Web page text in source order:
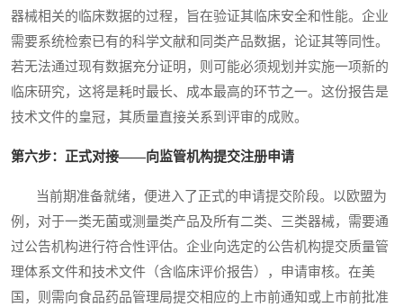
器械相关的临床数据的过程，旨在验证其临床安全和性能。企业
需要系统检索已有的科学文献和同类产品数据，论证其等同性。
若无法通过现有数据充分证明，则可能必须规划并实施一项新的
临床研究，这将是耗时最长、成本最高的环节之一。这份报告是
技术文件的皇冠，其质量直接关系到评审的成败。
第六步：正式对接——向监管机构提交注册申请
当前期准备就绪，便进入了正式的申请提交阶段。以欧盟为
例，对于一类无菌或测量类产品及所有二类、三类器械，需要通
过公告机构进行符合性评估。企业向选定的公告机构提交质量管
理体系文件和技术文件（含临床评价报告），申请审核。在美
国，则需向食品药品管理局提交相应的上市前通知或上市前批准